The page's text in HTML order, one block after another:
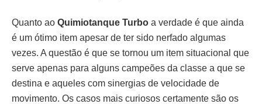
Quanto ao Quimiotanque Turbo a verdade é que ainda
é um ótimo item apesar de ter sido nerfado algumas
vezes. A questão é que se tornou um item situacional que
serve apenas para alguns campeões da classe a que se
destina e aqueles com sinergias de velocidade de
movimento. Os casos mais curiosos certamente são os